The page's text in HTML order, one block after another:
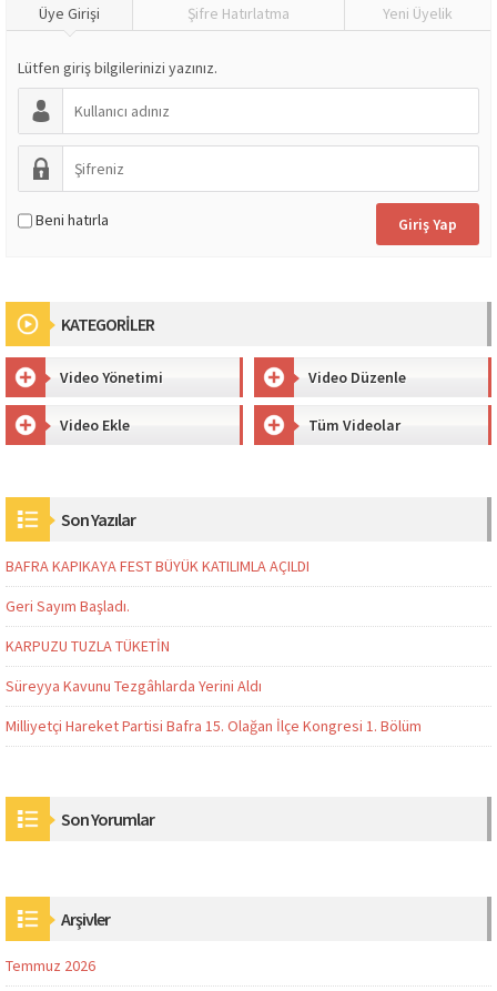
Üye Girişi Şifre Hatırlatma Yeni Üyelik
Lütfen giriş bilgilerinizi yazınız.
Beni hatırla
KATEGORİLER
Video Yönetimi Video Düzenle
Video Ekle Tüm Videolar
Son Yazılar
BAFRA KAPIKAYA FEST BÜYÜK KATILIMLA AÇILDI
Geri Sayım Başladı.
KARPUZU TUZLA TÜKETİN
Süreyya Kavunu Tezgâhlarda Yerini Aldı
Milliyetçi Hareket Partisi Bafra 15. Olağan İlçe Kongresi 1. Bölüm
Son Yorumlar
Arşivler
Temmuz 2026